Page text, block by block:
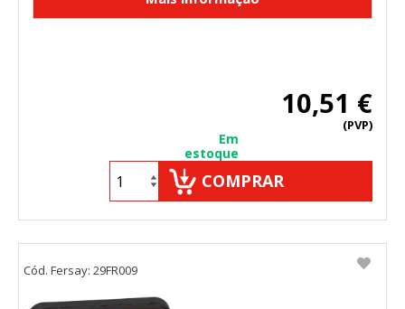
10,51 €
(PVP)
Em
estoque
COMPRAR
Cód. Fersay: 29FR009